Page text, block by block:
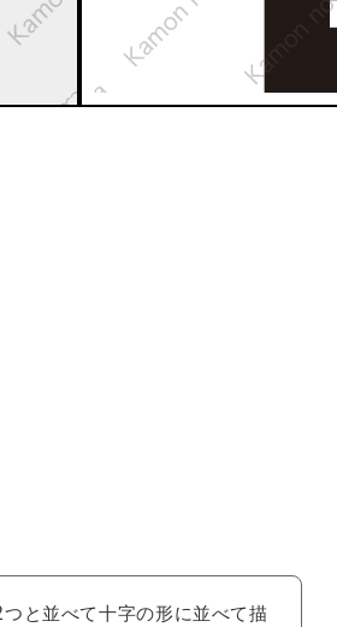
と並べて十字の形に並べて描